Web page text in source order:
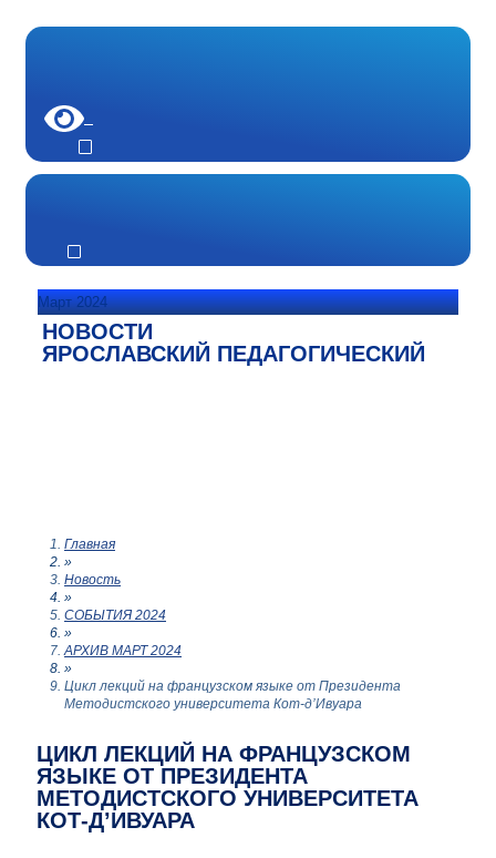
Март 2024
НОВОСТИ
ЯРОСЛАВСКИЙ ПЕДАГОГИЧЕСКИЙ
Главная
»
Новость
»
СОБЫТИЯ 2024
»
АРХИВ МАРТ 2024
»
Цикл лекций на французском языке от Президента
Методистского университета Кот-д’Ивуара
ЦИКЛ ЛЕКЦИЙ НА ФРАНЦУЗСКОМ
ЯЗЫКЕ ОТ ПРЕЗИДЕНТА
МЕТОДИСТСКОГО УНИВЕРСИТЕТА
КОТ-Д’ИВУАРА